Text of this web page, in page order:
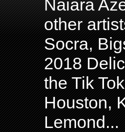
Naiara
other
Socra,
2018
the Tik
Houston,
Lemond...